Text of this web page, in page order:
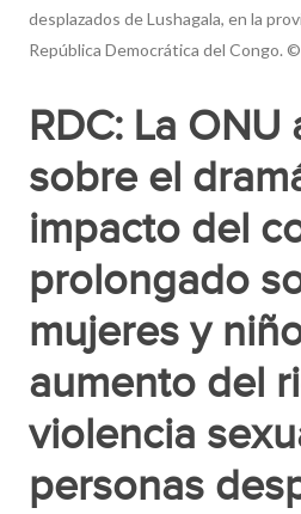
desplazados de Lushagala, en la
República Democrática del Congo.
RDC: La ONU
sobre el
impacto del
prolongado
mujeres y
aumento del
violencia
personas